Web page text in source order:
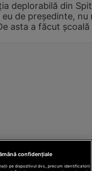
deplorabilă din
de președinte, nu
asta a făcut școală
confidențiale
pe dispozitivul dvs., precum identificatorii